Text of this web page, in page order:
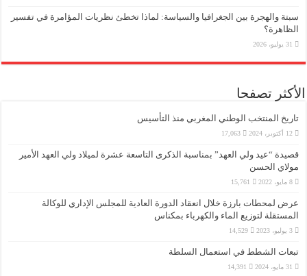
سبتة والهجرة بين الجغرافيا والسياسة: لماذا تخطئ نظريات المؤامرة في تفسير
الظاهرة؟
31 يوليو، 2026
الأكثر تصفحا
تاريخ المنتخب الوطني المغربي منذ التأسيس
12 أكتوبر، 2024 17,063
قصيدة “عيد ولي العهد” بمناسبة الذكرى التاسعة عشرة لميلاد ولي العهد الأمير
مولاي الحسن
8 مايو، 2022 15,761
عرض لمحطات بارزة خلال انعقاد الدورة العادية للمجلس الإداري للوكالة
المستقلة لتوزيع الماء والكهرباء بمكناس
3 يوليو، 2023 14,529
تبعات الشطط في استعمال السلطة
31 مايو، 2024 14,391